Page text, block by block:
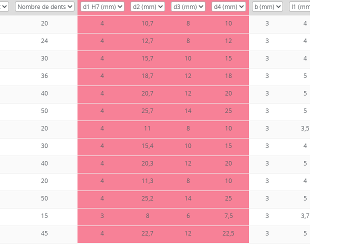
20 4 10,7 8 10 3 4
24 4 12,7 8 12 3 4
30 4 15,7 10 15 3 4
36 4 18,7 12 18 3 5
40 4 20,7 12 20 3 5
50 4 25,7 14 25 3 5
20 4 11 8 10 3 3,5
30 4 15,4 10 15 3 4
40 4 20,3 12 20 3 5
20 4 11,3 8 10 3 4
50 4 25,2 14 25 3 5
15 3 8 6 7,5 3 3,7
45 4 22,7 12 22,5 3 5